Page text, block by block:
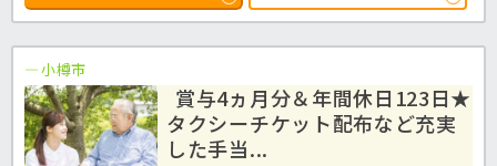
小樽市
賞与4ヵ月分＆年間休日123日★
タクシーチケット配布など充実
した手当...